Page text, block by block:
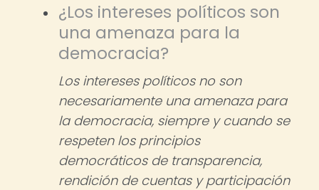
¿Los intereses políticos son
una amenaza para la
democracia?
Los intereses políticos no son
necesariamente una amenaza para
la democracia, siempre y cuando se
respeten los principios
democráticos de transparencia,
rendición de cuentas y participación